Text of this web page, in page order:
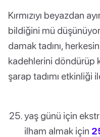
Kırmızıyı beyazdan
bildiğini mü
damak tadını,
kadehlerini döndürüp
şarap tadımı etkinliği
yaş günü için
ilham almak için